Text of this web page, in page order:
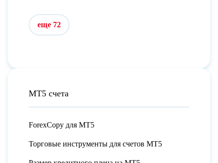
еще 72
МТ5 счета
ForexCopy для МТ5
Торговые инструменты для счетов МТ5